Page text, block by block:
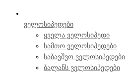
ველოსიპედები
ყველა ველოსიპედი
სამთო ველოსიპედები
საბავშვო ველოსიპედები
ბალანს ველოსიპედები